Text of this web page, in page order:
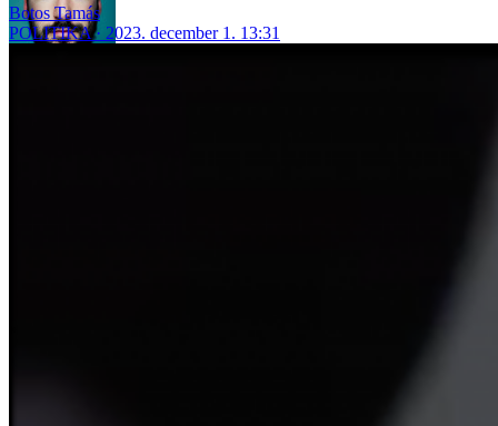
Botos Tamás
POLITIKA
2023. december 1. 13:31